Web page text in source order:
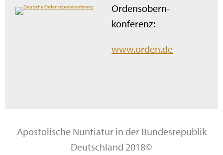
Ordensobern­
konferenz:
www.orden.de
Apostolische Nuntiatur in der Bundesrepublik
Deutschland 2018©